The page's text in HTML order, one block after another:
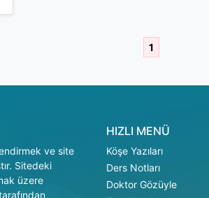
1
ve site
Sitedeki
üzere
HIZLI MENÜ
Köşe Yazıları
Ders Notları
Doktor Gözüyle